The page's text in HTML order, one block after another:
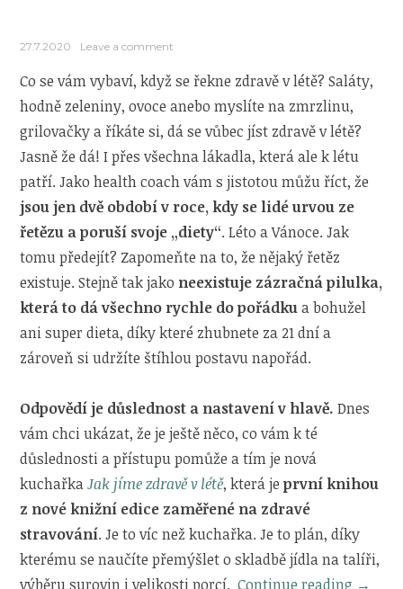
27.7.2020 Leave a comment
Co se vám vybaví, když se řekne zdravě v létě? Saláty,
hodně zeleniny, ovoce anebo myslíte na zmrzlinu,
grilovačky a říkáte si, dá se vůbec jíst zdravě v létě?
Jasně že dá! I přes všechna lákadla, která ale k létu
patří. Jako health coach vám s jistotou můžu říct, že
jsou jen dvě období v roce, kdy se lidé urvou ze
řetězu a poruší svoje „diety“. Léto a Vánoce. Jak
tomu předejít? Zapomeňte na to, že nějaký řetěz
existuje. Stejně tak jako neexistuje zázračná pilulka,
která to dá všechno rychle do pořádkua bohužel
ani super dieta, díky které zhubnete za 21 dní a
zároveň si udržíte štíhlou postavu napořád.
Odpovědí je důslednost a nastavení v hlavě. Dnes
vám chci ukázat, že je ještě něco, co vám k té
důslednosti a přístupu pomůže a tím je nová
kuchařkaJak jíme zdravě v létě, která jeprvní knihou
z nové knižní edice zaměřené na zdravé
stravování. Je to víc než kuchařka. Je to plán, díky
kterému se naučíte přemýšlet o skladbě jídla na talíři,
výběru surovin i velikosti porcí.Continue reading „Jak
→